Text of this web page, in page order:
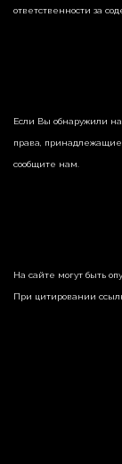
ответственности за
Если Вы обнаружили
права,
сообщите нам.
На сайте могут быть
При цитировании